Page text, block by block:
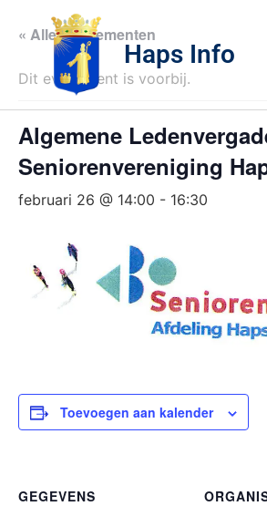
Haps Info
« Alle Evenementen
Dit evenement is voorbij.
Algemene
Seniorenvereniging
februari 26 @ 14:00 - 16:30
Toevoegen aan kalender
GEGEVENS